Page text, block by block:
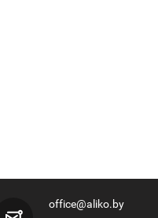
office@aliko.by